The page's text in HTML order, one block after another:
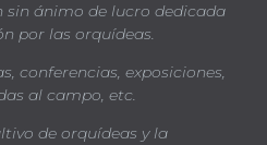
sin ánimo de lucro dedicada
por las orquídeas.
conferencias, exposiciones,
al campo, etc.
de orquídeas y la